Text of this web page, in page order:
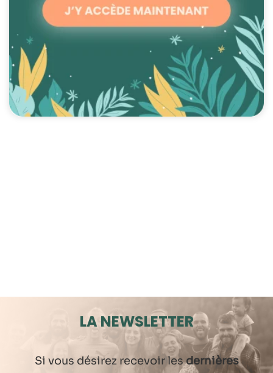
LA NEWSLETTER
Si vous désirez recevoir lesdernières